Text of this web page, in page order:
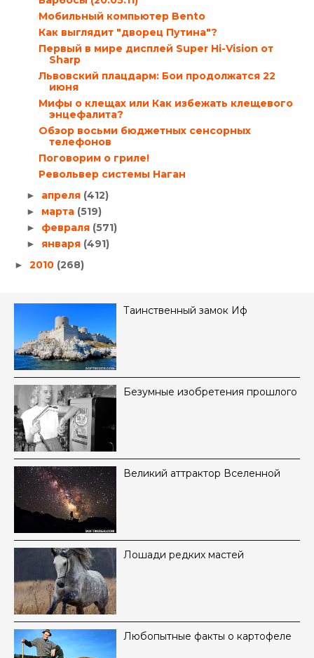
Мобильный компьютер Bento
Как выглядит "дворец Путина"?
Первый в мире дисплей Super Hi-Vision от
Sharp
Львовский плацдарм: Бои продолжатся 22
июня
Мифы о клещах или Как избежать клещевого
энцефалита?
Обзор восьми бюджетных сенсорных
телефонов
Поговорим о гриле!
Револьвер системы Наган
► апреля (412)
► марта (519)
► февраля (571)
► января (491)
► 2010 (268)
Таинственный замок Иф
Безумные изобретения прошлого
Великий аттрактор Вселенной
Лошади редких мастей
Любопытные факты о картофеле